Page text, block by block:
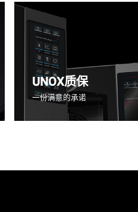
UNOX质保
一份满意的承诺